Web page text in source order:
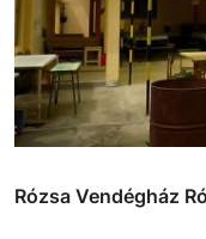
Rózsa Vendégház